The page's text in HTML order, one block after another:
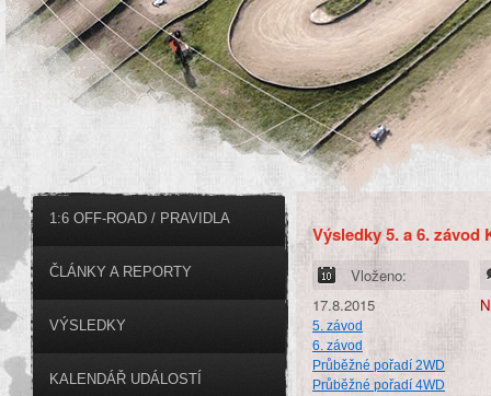
Výsledky 5. a 6. závod
Vloženo:
17.8.2015
5. závod
6. závod
Průběžné pořadí 2WD
Průběžné pořadí 4WD
1:6 OFF-ROAD / PRAVIDLA
ČLÁNKY A REPORTY
VÝSLEDKY
KALENDÁŘ UDÁLOSTÍ